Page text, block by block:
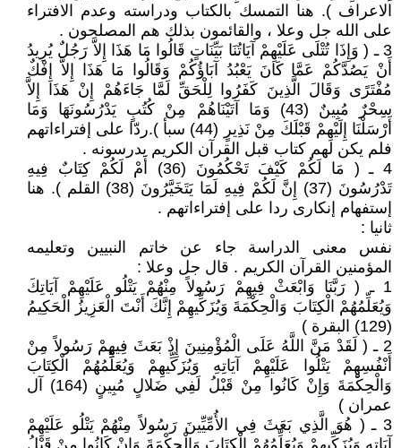
الاعراف ). هنا التمسك بالكتاب ودراسته وعدم الافتراء
على الله جل وعلا ، والقائمون بذلك هم المصلحون .
3 ـ ( وَإِذَا تُتْلَى عَلَيْهِمْ آيَاتُنَا بَيِّنَاتٍ قَالُوا مَا هَذَا إِلاَّ رَجُلٌ يُرِيدُ
أَنْ يَصُدَّكُمْ عَمَّا كَانَ يَعْبُدُ آبَاؤُكُمْ وَقَالُوا مَا هَذَا إِلاَّ إِفْكٌ
مُفْتَرًى وَقَالَ الَّذِينَ كَفَرُوا لِلْحَقِّ لَمَّا جَاءَهُمْ إِنْ هَذَا إِلاَّ
سِحْرٌ مُبِينٌ (43) وَمَا آتَيْنَاهُمْ مِنْ كُتُبٍ يَدْرُسُونَهَا وَمَا
أَرْسَلْنَا إِلَيْهِمْ قَبْلَكَ مِنْ نَذِيرٍ (44) سبأ ).ردّا على إفتراءاتهم
فلم يكن لهم كتاب قبل القرآن الكريم يدرسونه .
4 ـ ( مَا لَكُمْ كَيْفَ تَحْكُمُونَ (36) أَمْ لَكُمْ كِتَابٌ فِيهِ
تَدْرُسُونَ (37) إِنَّ لَكُمْ فِيهِ لَمَا يَتَخَيَّرُونَ (38) القلم ). هنا
إستفهام إنكارى ردا على إفتراءاتهم .
ثانيا :
نفس معنى الدراسة جاء عن خاتم النبيين وتعليمه
المؤمنين القرآن الكريم . قال جل وعلا :
1 ـ ( رَبَّنَا وَابْعَثْ فِيهِمْ رَسُولاً مِنْهُمْ يَتْلُو عَلَيْهِمْ آيَاتِكَ
وَيُعَلِّمُهُمْ الْكِتَابَ وَالْحِكْمَةَ وَيُزَكِّيهِمْ إِنَّكَ أَنْتَ الْعَزِيزُ الْحَكِيمُ
(129) البقرة )
2 ـ ( لَقَدْ مَنَّ اللَّهُ عَلَى الْمُؤْمِنِينَ إِذْ بَعَثَ فِيهِمْ رَسُولاً مِنْ
أَنْفُسِهِمْ يَتْلُوا عَلَيْهِمْ آيَاتِهِ وَيُزَكِّيهِمْ وَيُعَلِّمُهُمْ الْكِتَابَ
وَالْحِكْمَةَ وَإِنْ كَانُوا مِنْ قَبْلُ لَفِي ضَلالٍ مُبِينٍ (164) آل
عمران )
3 ـ ( هُوَ الَّذِي بَعَثَ فِي الأُمِّيِّينَ رَسُولاً مِنْهُمْ يَتْلُو عَلَيْهِمْ